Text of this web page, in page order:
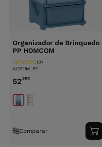
Organizador de Brinquedo
PP HOMCOM
AOSOM_PT
(0)
52,99€
Comparar
ao